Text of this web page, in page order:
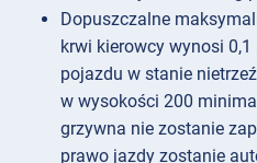
Dopuszczalne
krwi kierowcy wynosi
pojazdu w stanie
w wysokości 200
grzywna nie zostanie
prawo jazdy zostanie